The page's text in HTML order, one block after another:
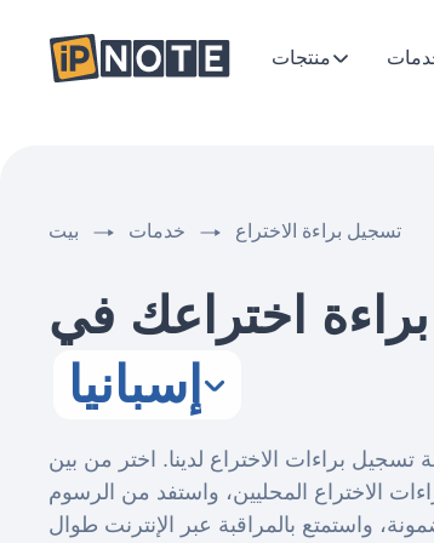
منتجات
بيت خدمات تسجيل براءة الاختراع
اختراعك في
إسبانيا
براءات الاختراع لدينا. اختر من بين
الاختراع المحليين، واستفد من الرسوم
واستمتع بالمراقبة عبر الإنترنت طوال